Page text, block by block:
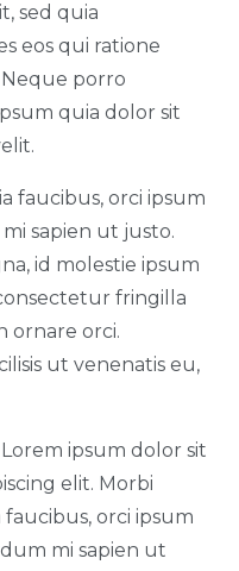
sed quia
eos qui ratione
porro
quia dolor sit
faucibus, orci ipsum
sapien ut justo.
id molestie ipsum
fringilla
ornare orci.
ut venenatis eu,
Lorem ipsum dolor sit
elit. Morbi
faucibus, orci ipsum
mi sapien ut